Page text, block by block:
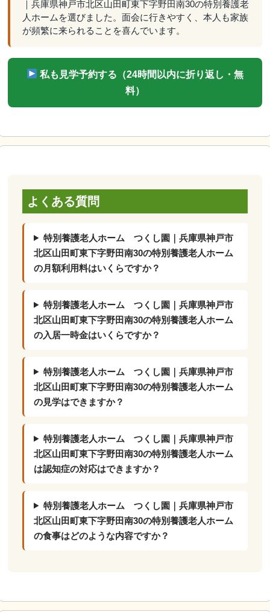
｜兵庫県神戸市北区山田町東下字野田南30の特別養護老
人ホームを選びました。面会に行きやすく、本人も家族
が頻繁に来られることを喜んでいます。
私も見学予約する（24時間以内に折り返し・無
料）
よくある質問
特別養護老人ホーム つくし園｜兵庫県神戸市
北区山田町東下字野田南30の特別養護老人ホーム
の月額利用料はいくらですか？
特別養護老人ホーム つくし園｜兵庫県神戸市
北区山田町東下字野田南30の特別養護老人ホーム
の入居一時金はいくらですか？
特別養護老人ホーム つくし園｜兵庫県神戸市
北区山田町東下字野田南30の特別養護老人ホーム
の見学はできますか？
特別養護老人ホーム つくし園｜兵庫県神戸市
北区山田町東下字野田南30の特別養護老人ホーム
は認知症の対応はできますか？
特別養護老人ホーム つくし園｜兵庫県神戸市
北区山田町東下字野田南30の特別養護老人ホーム
の食事はどのような内容ですか？